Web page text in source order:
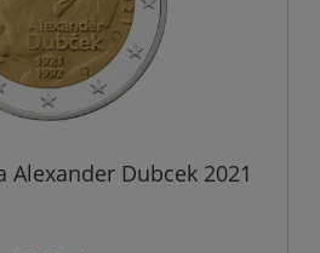
Alexander Dubcek 2021